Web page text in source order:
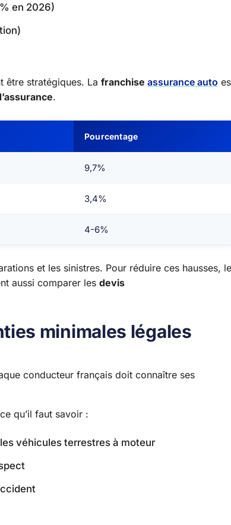
en 2026)
être stratégiques. La franchise assurance auto
.
Pourcentage
9,7%
3,4%
4-6%
et les sinistres. Pour réduire ces hausses,
aussi comparer les devis
minimales légales
conducteur français doit connaître ses
qu’il faut savoir :
véhicules terrestres à moteur